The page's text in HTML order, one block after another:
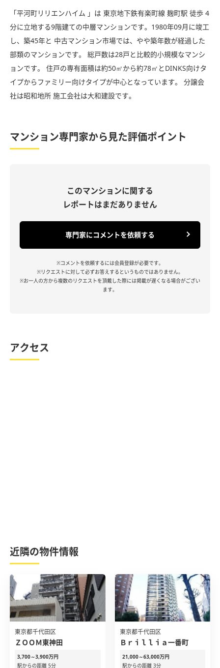
「平河町リリエンハイム 」は 東京地下鉄有楽町線 麹町駅 徒歩 4
分に立地する9階建ての中層マンションです。1980年09月に竣工
し、築45年と 中古マンション市場では、やや築年数が経過した
部類のマンションです。 総戸数は28戸と比較的小規模なマンシ
ョンです。 住戸の専有面積は約50㎡から約78㎡とDINKS向けタ
イプからファミリー向けタイプが中心となっています。 分譲会
社は昭和地所 施工会社は大和建設です。
マンション専門家から見た評価ポイント
このマンションに関する
レポートはまだありません
専門家にコメントを依頼する
※コメントを依頼するには会員登録が必要です。
※リクエストに対して必ずお答えするというものではありません。
※お一人の方から複数のリクエストを頂戴した際には掲載が遅くなる場合がござい
ます。
アクセス
近隣の物件情報
東京都千代田区
ＺＯＯＭ東神田
3,700～3,900万円
駅からの距離 5分
東京都千代田区
Ｂｒｉｌｌｉａ一番町
21,000～63,000万円
駅からの距離 3分